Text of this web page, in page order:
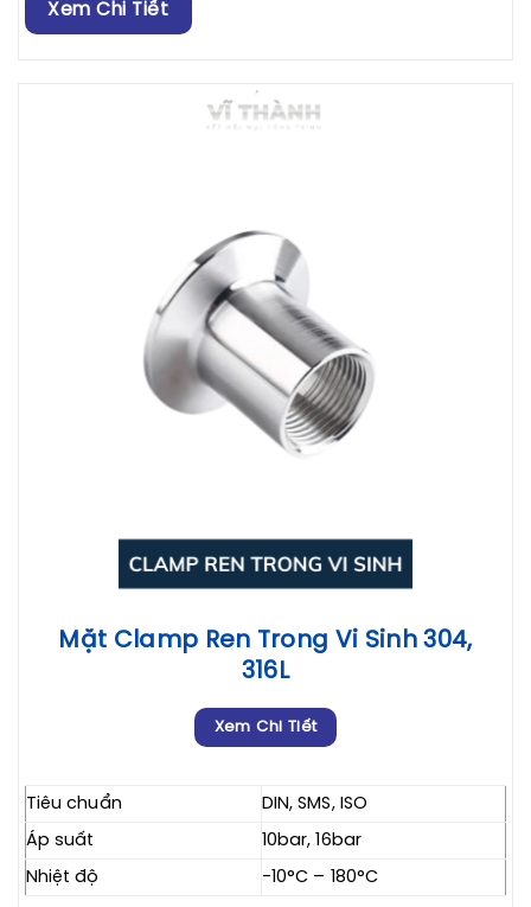
Xem Chi Tiết
Mặt Clamp Ren Trong Vi Sinh 304,
316L
Xem Chi Tiết
Tiêu chuẩn
DIN, SMS, ISO
Áp suất
10bar, 16bar
Nhiệt độ
-10°C – 180°C